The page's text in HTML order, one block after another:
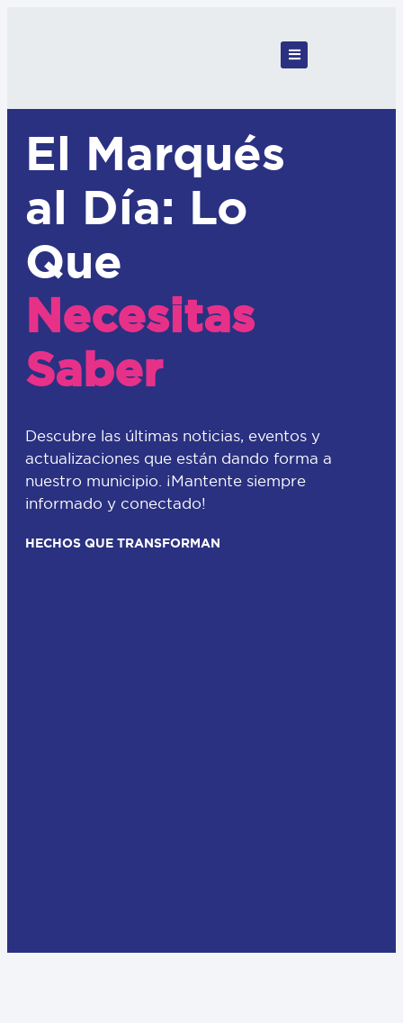
El Marqués
al Día: Lo
Que
Necesitas
Saber
Descubre las últimas noticias, eventos y
actualizaciones que están dando forma a
nuestro municipio. ¡Mantente siempre
informado y conectado!
HECHOS QUE TRANSFORMAN